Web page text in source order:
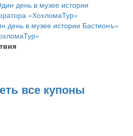
день в музее истории Бастионъ»
все купоны